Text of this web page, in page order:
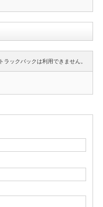
トラックバックは利用できません。